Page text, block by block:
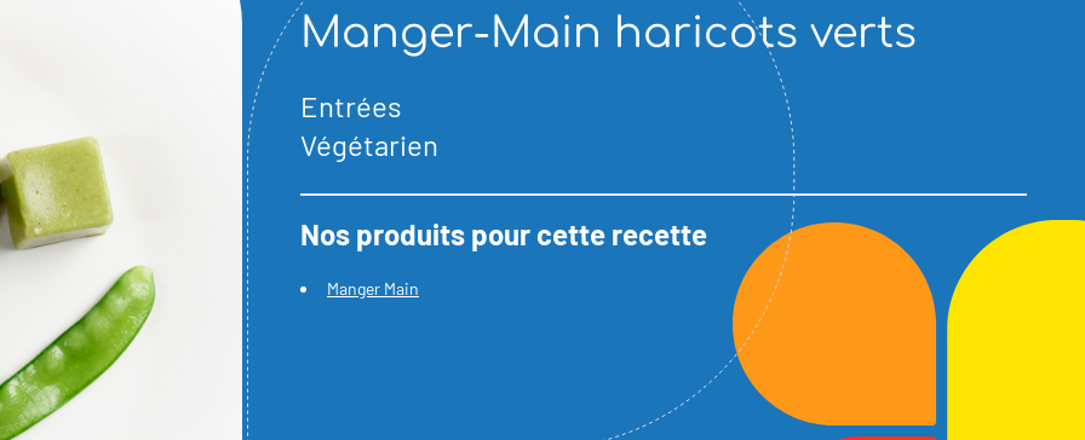
Manger-Main haricots verts
Entrées
Végétarien
Nos produits pour cette recette
Manger Main